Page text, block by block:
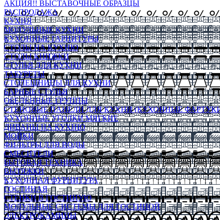
АКЦИЯ!! ВЫСТАВОЧНЫЕ ОБРАЗЦЫ
РАСПРОДАЖА
КУХНЯ
МОДУЛЬНЫЕ КУХНИ
КУХОННЫЕ ГАРНИТУРЫ
СТОЛЫ НА КУХНЮ
СТОЛЫ КНИЖКИ
СТУЛЬЯ ДЛЯ КУХНИ
ТАБУРЕТЫ
СТОЛЕШНИЦЫ ДЛЯ КУХНИ
БАРНЫЕ СТУЛЬЯ
ОБЕДЕННЫЕ ГРУППЫ
СТЕНОВЫЕ ПАНЕЛИ ДЛЯ КУХНИ (КУХОННЫЕ
КУХОННЫЕ УГОЛКИ МЯГКИЕ
ДИВАНЫ НА КУХНЮ
МОЙКИ
ФИЛЬТРЫ ДЛЯ ВОДЫ
СМЕСИТЕЛИ
БЫТОВАЯ ТЕХНИКА
ВЫТЯЖКИ
КУХОННАЯ ФУРНИТУРА
ГОСТИНАЯ
СТЕНКИ В ГОСТИНУЮ
МОДУЛЬНЫЕ СИСТЕМЫ ДЛЯ ГОСТИНОЙ
ЭЛЕКТРОКАМИНЫ